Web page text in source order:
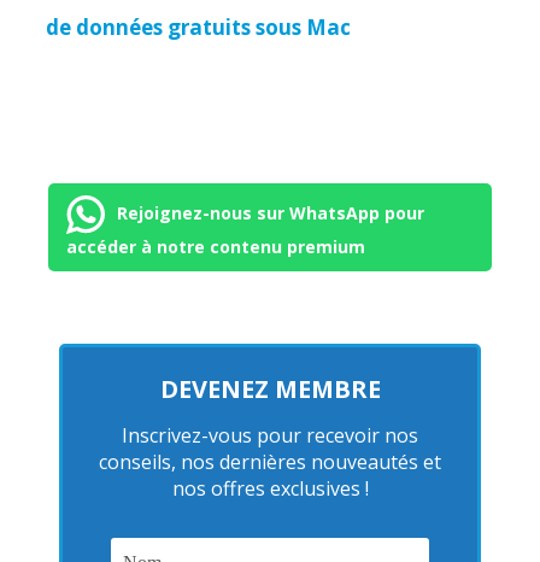
de données gratuits sous Mac
Rejoignez-nous sur WhatsApp pour
accéder à notre contenu premium
DEVENEZ MEMBRE
Inscrivez-vous pour recevoir nos
conseils, nos dernières nouveautés et
nos offres exclusives !